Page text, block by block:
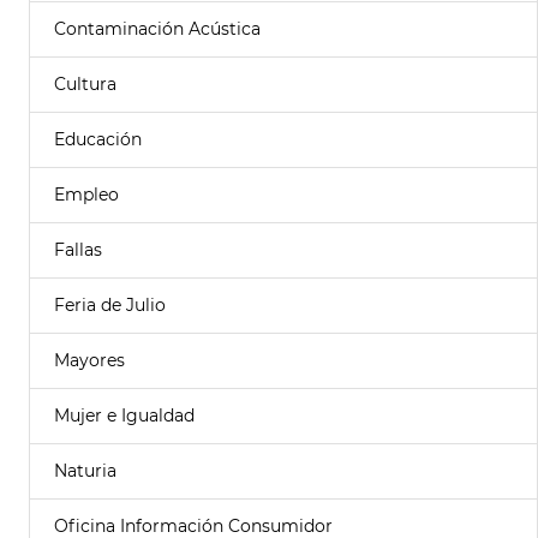
Contaminación Acústica
Cultura
Educación
Empleo
Fallas
Feria de Julio
Mayores
Mujer e Igualdad
Naturia
Oficina Información Consumidor